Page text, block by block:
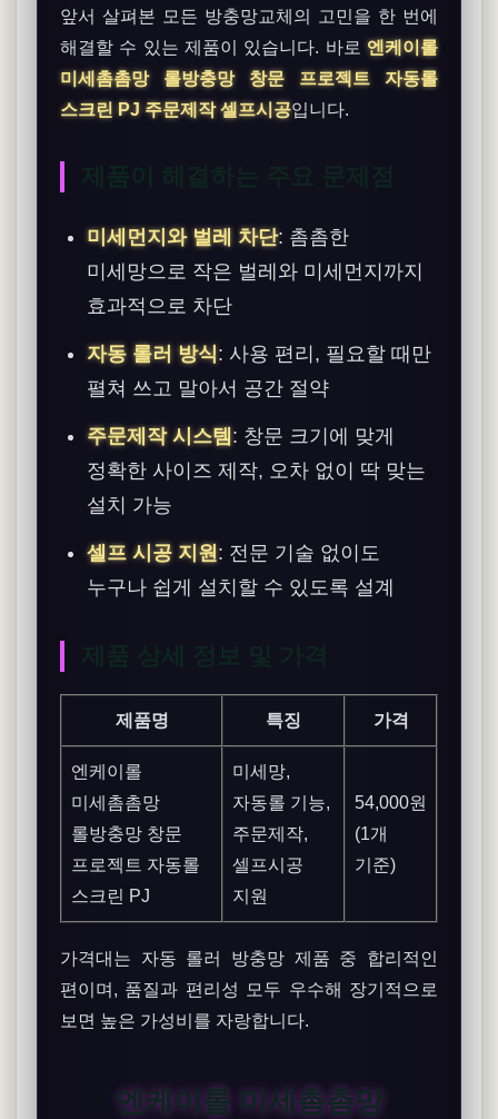
앞서 살펴본 모든 방충망교체의 고민을 한 번에
해결할 수 있는 제품이 있습니다. 바로 엔케이롤
미세촘촘망 롤방충망 창문 프로젝트 자동롤
스크린 PJ 주문제작 셀프시공입니다.
미세먼지와 벌레 차단: 촘촘한
미세망으로 작은 벌레와 미세먼지까지
효과적으로 차단
자동 롤러 방식: 사용 편리, 필요할 때만
펼쳐 쓰고 말아서 공간 절약
주문제작 시스템 : 창문 크기에 맞게
정확한 사이즈 제작, 오차 없이 딱 맞는
설치 가능
셀프 시공 지원: 전문 기술 없이도
누구나 쉽게 설치할 수 있도록 설계
제품명 특징 가격
엔케이롤
미세촘촘망
롤방충망 창문
프로젝트 자동롤
스크린 PJ
미세망,
자동롤 기능,
주문제작,
셀프시공
지원
54,000원
(1개
기준)
가격대는 자동 롤러 방충망 제품 중 합리적인
편이며, 품질과 편리성 모두 우수해 장기적으로
보면 높은 가성비를 자랑합니다.
엔케이롤 미세촘촘망